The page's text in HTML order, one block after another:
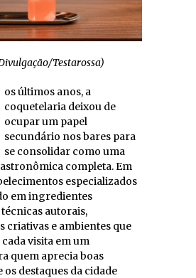
Testarossa)
os últimos anos, a
coquetelaria deixou de
ocupar um papel
secundário nos bares para
se consolidar como uma
completa. Em
especializados
em ingredientes
autorais,
criativas e ambientes que
visita em um
quem aprecia boas
os destaques da cidade